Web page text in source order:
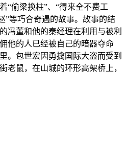
“偷梁换柱”、“得来全不费工
”等巧合奇遇的故事。故事的结
冯董和他的秦经理在利用与被利
他的人已经被自己的暗器夺命
。包世宏因勇擒国际大盗而受到
老鼠，在山城的环形高架桥上，